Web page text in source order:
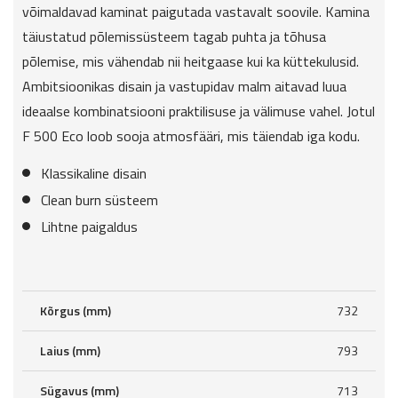
võimaldavad kaminat paigutada vastavalt soovile. Kamina
täiustatud põlemissüsteem tagab puhta ja tõhusa
põlemise, mis vähendab nii heitgaase kui ka küttekulusid.
Ambitsioonikas disain ja vastupidav malm aitavad luua
ideaalse kombinatsiooni praktilisuse ja välimuse vahel. Jotul
F 500 Eco loob sooja atmosfääri, mis täiendab iga kodu.
Klassikaline disain
Clean burn süsteem
Lihtne paigaldus
Kõrgus (mm) 732
Laius (mm) 793
Sügavus (mm) 713